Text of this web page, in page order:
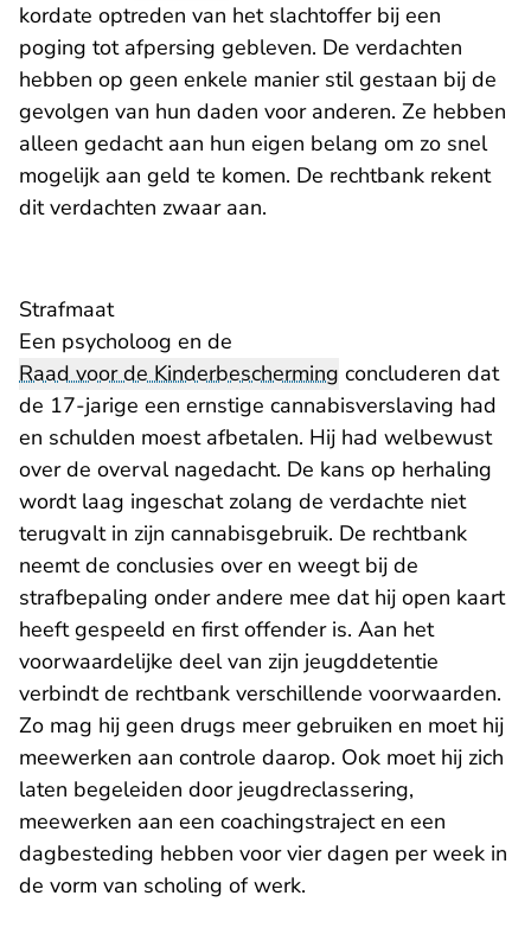
kordate optreden van het slachtoffer bij een
poging tot afpersing gebleven. De verdachten
hebben op geen enkele manier stil gestaan bij de
gevolgen van hun daden voor anderen. Ze hebben
alleen gedacht aan hun eigen belang om zo snel
mogelijk aan geld te komen. De rechtbank rekent
dit verdachten zwaar aan.
Strafmaat
Een psycholoog en de
Raad voor de Kinderbescherming concluderen dat
de 17-jarige een ernstige cannabisverslaving had
en schulden moest afbetalen. Hij had welbewust
over de overval nagedacht. De kans op herhaling
wordt laag ingeschat zolang de verdachte niet
terugvalt in zijn cannabisgebruik. De rechtbank
neemt de conclusies over en weegt bij de
strafbepaling onder andere mee dat hij open kaart
heeft gespeeld en first offender is. Aan het
voorwaardelijke deel van zijn jeugddetentie
verbindt de rechtbank verschillende voorwaarden.
Zo mag hij geen drugs meer gebruiken en moet hij
meewerken aan controle daarop. Ook moet hij zich
laten begeleiden door jeugdreclassering,
meewerken aan een coachingstraject en een
dagbesteding hebben voor vier dagen per week in
de vorm van scholing of werk.